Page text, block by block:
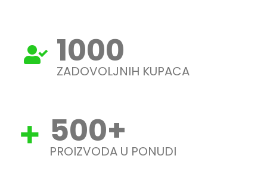
1000
ZADOVOLJNIH KUPACA
500+
PROIZVODA U PONUDI